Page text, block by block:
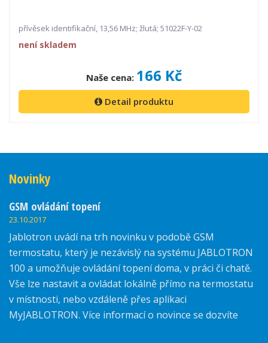
přívěsek identifikační, 13,56 MHz; žlutá; 51022F-Y-02
není skladem
Naše cena: 166 Kč
Detail produktu
Novinky
GSM ovládání topení
23.10.2017
Jablotron uvádí na trh novinku v podobě GSM
termostatu, který je nezávislý na systému JABLOTRON
100 a umožňuje ovládání topení doma, v práci či chatě.
Vše lze nastavit a ovládat lokálně přímo na termostatu
v místnosti, nebo vzdáleně přes aplikaci
MyJABLOTRON. Více informací o novince se dozvíte